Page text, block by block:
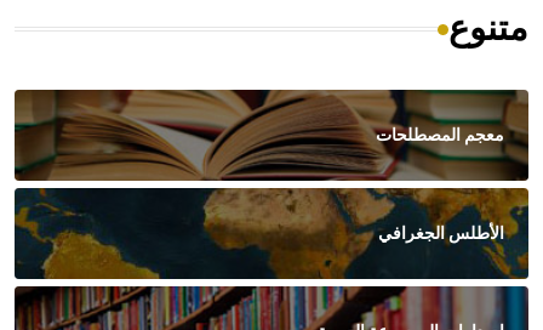
متنوع
معجم المصطلحات
الأطلس الجغرافي